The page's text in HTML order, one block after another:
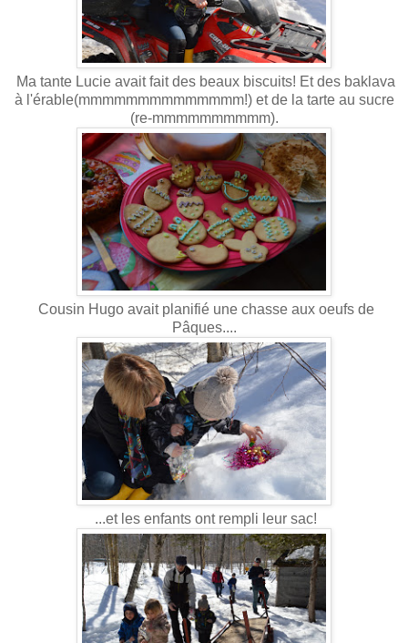
Ma tante Lucie avait fait des beaux biscuits! Et des baklava
à l'érable(mmmmmmmmmmmmmm!) et de la tarte au sucre
(re-mmmmmmmmmm).
Cousin Hugo avait planifié une chasse aux oeufs de
Pâques....
...et les enfants ont rempli leur sac!